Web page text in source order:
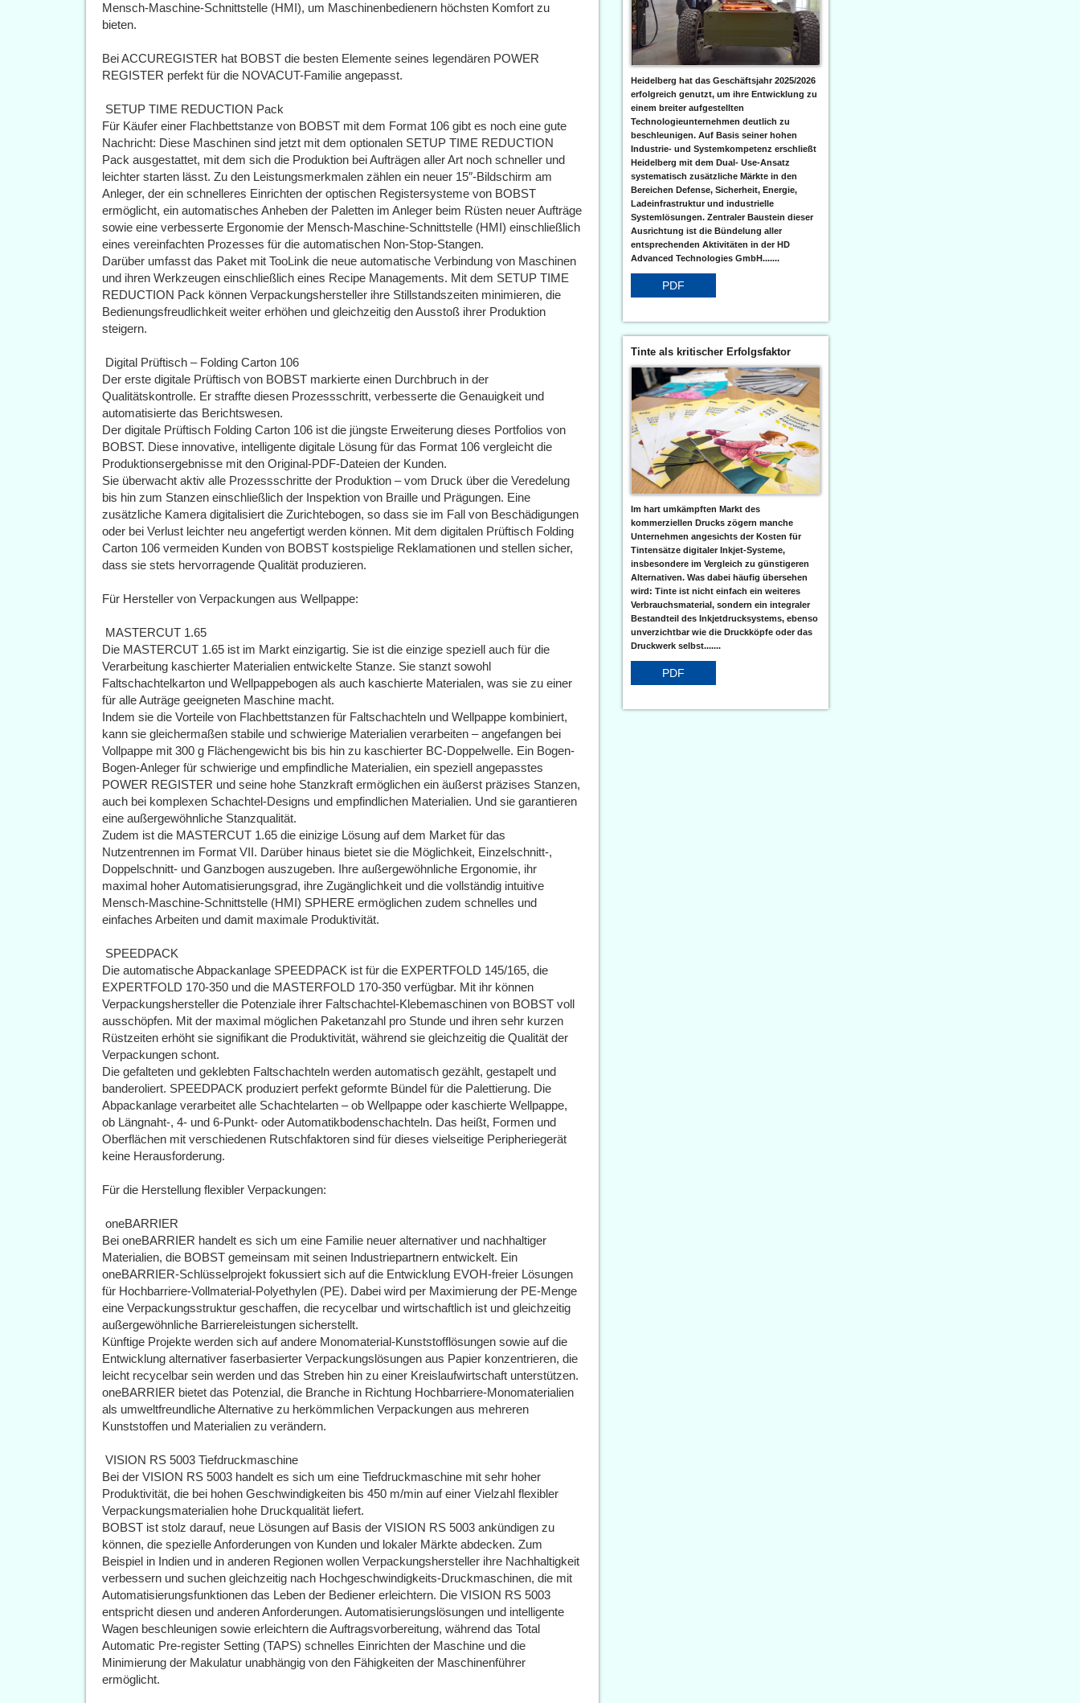
Mensch-Maschine-Schnittstelle (HMI), um Maschinenbedienern höchsten Komfort zu
bieten.
Bei ACCUREGISTER hat BOBST die besten Elemente seines legendären POWER
REGISTER perfekt für die NOVACUT-Familie angepasst.
 SETUP TIME REDUCTION Pack
Für Käufer einer Flachbettstanze von BOBST mit dem Format 106 gibt es noch eine gute
Nachricht: Diese Maschinen sind jetzt mit dem optionalen SETUP TIME REDUCTION
Pack ausgestattet, mit dem sich die Produktion bei Aufträgen aller Art noch schneller und
leichter starten lässt. Zu den Leistungsmerkmalen zählen ein neuer 15″-Bildschirm am
Anleger, der ein schnelleres Einrichten der optischen Registersysteme von BOBST
ermöglicht, ein automatisches Anheben der Paletten im Anleger beim Rüsten neuer Aufträge
sowie eine verbesserte Ergonomie der Mensch-Maschine-Schnittstelle (HMI) einschließlich
eines vereinfachten Prozesses für die automatischen Non-Stop-Stangen.
Darüber umfasst das Paket mit TooLink die neue automatische Verbindung von Maschinen
und ihren Werkzeugen einschließlich eines Recipe Managements. Mit dem SETUP TIME
REDUCTION Pack können Verpackungshersteller ihre Stillstandszeiten minimieren, die
Bedienungsfreudlichkeit weiter erhöhen und gleichzeitig den Ausstoß ihrer Produktion
steigern.
 Digital Prüftisch – Folding Carton 106
Der erste digitale Prüftisch von BOBST markierte einen Durchbruch in der
Qualitätskontrolle. Er straffte diesen Prozessschritt, verbesserte die Genauigkeit und
automatisierte das Berichtswesen.
Der digitale Prüftisch Folding Carton 106 ist die jüngste Erweiterung dieses Portfolios von
BOBST. Diese innovative, intelligente digitale Lösung für das Format 106 vergleicht die
Produktionsergebnisse mit den Original-PDF-Dateien der Kunden.
Sie überwacht aktiv alle Prozessschritte der Produktion – vom Druck über die Veredelung
bis hin zum Stanzen einschließlich der Inspektion von Braille und Prägungen. Eine
zusätzliche Kamera digitalisiert die Zurichtebogen, so dass sie im Fall von Beschädigungen
oder bei Verlust leichter neu angefertigt werden können. Mit dem digitalen Prüftisch Folding
Carton 106 vermeiden Kunden von BOBST kostspielige Reklamationen und stellen sicher,
dass sie stets hervorragende Qualität produzieren.
Für Hersteller von Verpackungen aus Wellpappe:
 MASTERCUT 1.65
Die MASTERCUT 1.65 ist im Markt einzigartig. Sie ist die einzige speziell auch für die
Verarbeitung kaschierter Materialien entwickelte Stanze. Sie stanzt sowohl
Faltschachtelkarton und Wellpappebogen als auch kaschierte Materialen, was sie zu einer
für alle Auträge geeigneten Maschine macht.
Indem sie die Vorteile von Flachbettstanzen für Faltschachteln und Wellpappe kombiniert,
kann sie gleichermaßen stabile und schwierige Materialien verarbeiten – angefangen bei
Vollpappe mit 300 g Flächengewicht bis bis hin zu kaschierter BC-Doppelwelle. Ein Bogen-
Bogen-Anleger für schwierige und empfindliche Materialien, ein speziell angepasstes
POWER REGISTER und seine hohe Stanzkraft ermöglichen ein äußerst präzises Stanzen,
auch bei komplexen Schachtel-Designs und empfindlichen Materialien. Und sie garantieren
eine außergewöhnliche Stanzqualität.
Zudem ist die MASTERCUT 1.65 die einizige Lösung auf dem Market für das
Nutzentrennen im Format VII. Darüber hinaus bietet sie die Möglichkeit, Einzelschnitt-,
Doppelschnitt- und Ganzbogen auszugeben. Ihre außergewöhnliche Ergonomie, ihr
maximal hoher Automatisierungsgrad, ihre Zugänglichkeit und die vollständig intuitive
Mensch-Maschine-Schnittstelle (HMI) SPHERE ermöglichen zudem schnelles und
einfaches Arbeiten und damit maximale Produktivität.
 SPEEDPACK
Die automatische Abpackanlage SPEEDPACK ist für die EXPERTFOLD 145/165, die
EXPERTFOLD 170-350 und die MASTERFOLD 170-350 verfügbar. Mit ihr können
Verpackungshersteller die Potenziale ihrer Faltschachtel-Klebemaschinen von BOBST voll
ausschöpfen. Mit der maximal möglichen Paketanzahl pro Stunde und ihren sehr kurzen
Rüstzeiten erhöht sie signifikant die Produktivität, während sie gleichzeitig die Qualität der
Verpackungen schont.
Die gefalteten und geklebten Faltschachteln werden automatisch gezählt, gestapelt und
banderoliert. SPEEDPACK produziert perfekt geformte Bündel für die Palettierung. Die
Abpackanlage verarbeitet alle Schachtelarten – ob Wellpappe oder kaschierte Wellpappe,
ob Längnaht-, 4- und 6-Punkt- oder Automatikbodenschachteln. Das heißt, Formen und
Oberflächen mit verschiedenen Rutschfaktoren sind für dieses vielseitige Peripheriegerät
keine Herausforderung.
Für die Herstellung flexibler Verpackungen:
 oneBARRIER
Bei oneBARRIER handelt es sich um eine Familie neuer alternativer und nachhaltiger
Materialien, die BOBST gemeinsam mit seinen Industriepartnern entwickelt. Ein
oneBARRIER-Schlüsselprojekt fokussiert sich auf die Entwicklung EVOH-freier Lösungen
für Hochbarriere-Vollmaterial-Polyethylen (PE). Dabei wird per Maximierung der PE-Menge
eine Verpackungsstruktur geschaffen, die recycelbar und wirtschaftlich ist und gleichzeitig
außergewöhnliche Barriereleistungen sicherstellt.
Künftige Projekte werden sich auf andere Monomaterial-Kunststofflösungen sowie auf die
Entwicklung alternativer faserbasierter Verpackungslösungen aus Papier konzentrieren, die
leicht recycelbar sein werden und das Streben hin zu einer Kreislaufwirtschaft unterstützen.
oneBARRIER bietet das Potenzial, die Branche in Richtung Hochbarriere-Monomaterialien
als umweltfreundliche Alternative zu herkömmlichen Verpackungen aus mehreren
Kunststoffen und Materialien zu verändern.
 VISION RS 5003 Tiefdruckmaschine
Bei der VISION RS 5003 handelt es sich um eine Tiefdruckmaschine mit sehr hoher
Produktivität, die bei hohen Geschwindigkeiten bis 450 m/min auf einer Vielzahl flexibler
Verpackungsmaterialien hohe Druckqualität liefert.
BOBST ist stolz darauf, neue Lösungen auf Basis der VISION RS 5003 ankündigen zu
können, die spezielle Anforderungen von Kunden und lokaler Märkte abdecken. Zum
Beispiel in Indien und in anderen Regionen wollen Verpackungshersteller ihre Nachhaltigkeit
verbessern und suchen gleichzeitig nach Hochgeschwindigkeits-Druckmaschinen, die mit
Automatisierungsfunktionen das Leben der Bediener erleichtern. Die VISION RS 5003
entspricht diesen und anderen Anforderungen. Automatisierungslösungen und intelligente
Wagen beschleunigen sowie erleichtern die Auftragsvorbereitung, während das Total
Automatic Pre-register Setting (TAPS) schnelles Einrichten der Maschine und die
Minimierung der Makulatur unabhängig von den Fähigkeiten der Maschinenführer
ermöglicht.
Heidelberg hat das Geschäftsjahr 2025/2026
erfolgreich genutzt, um ihre Entwicklung zu
einem breiter aufgestellten
Technologieunternehmen deutlich zu
beschleunigen. Auf Basis seiner hohen
Industrie- und Systemkompetenz erschließt
Heidelberg mit dem Dual- Use-Ansatz
systematisch zusätzliche Märkte in den
Bereichen Defense, Sicherheit, Energie,
Ladeinfrastruktur und industrielle
Systemlösungen. Zentraler Baustein dieser
Ausrichtung ist die Bündelung aller
entsprechenden Aktivitäten in der HD
Advanced Technologies GmbH.......
PDF
Tinte als kritischer Erfolgsfaktor
Im hart umkämpften Markt des
kommerziellen Drucks zögern manche
Unternehmen angesichts der Kosten für
Tintensätze digitaler Inkjet-Systeme,
insbesondere im Vergleich zu günstigeren
Alternativen. Was dabei häufig übersehen
wird: Tinte ist nicht einfach ein weiteres
Verbrauchsmaterial, sondern ein integraler
Bestandteil des Inkjetdrucksystems, ebenso
unverzichtbar wie die Druckköpfe oder das
Druckwerk selbst.......
PDF